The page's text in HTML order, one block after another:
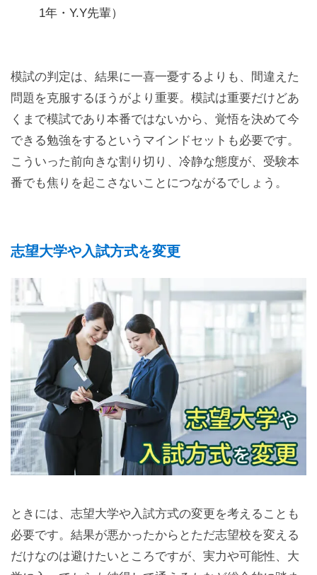
1年・Y.Y先輩）
模試の判定は、結果に一喜一憂するよりも、間違えた
問題を克服するほうがより重要。模試は重要だけどあ
くまで模試であり本番ではないから、覚悟を決めて今
できる勉強をするというマインドセットも必要です。
こういった前向きな割り切り、冷静な態度が、受験本
番でも焦りを起こさないことにつながるでしょう。
志望大学や入試方式を変更
ときには、志望大学や入試方式の変更を考えることも
必要です。結果が悪かったからとただ志望校を変える
だけなのは避けたいところですが、実力や可能性、大